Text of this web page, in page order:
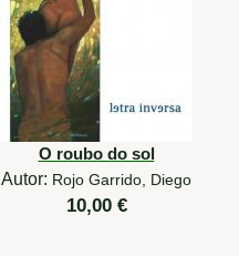
O roubo do sol
Autor: Rojo Garrido, Diego
10,00 €